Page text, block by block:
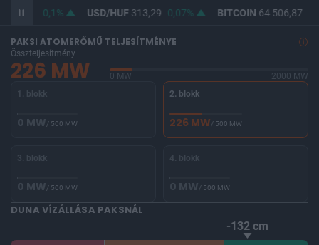
362,09 0,1% USD/HUF313,29 0,07% BITCOIN64 506,87
PAKSI ATOMERŐMŰ TELJESÍTMÉNYE
Összteljesítmény
226 MW 0 MW
2000 MW
1. blokk
0 MW/ 500 MW
2. blokk
226 MW/ 500 MW
3. blokk
0 MW/ 500 MW
4. blokk
0 MW/ 500 MW
DUNA VÍZÁLLÁSA PAKSNÁL
-132 cm